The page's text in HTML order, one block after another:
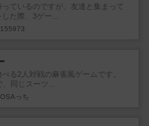
ているのですが、友達と集まって
た際、3ゲー...
べる2人対戦の麻雀風ゲームです。
同じスーツ...
っち